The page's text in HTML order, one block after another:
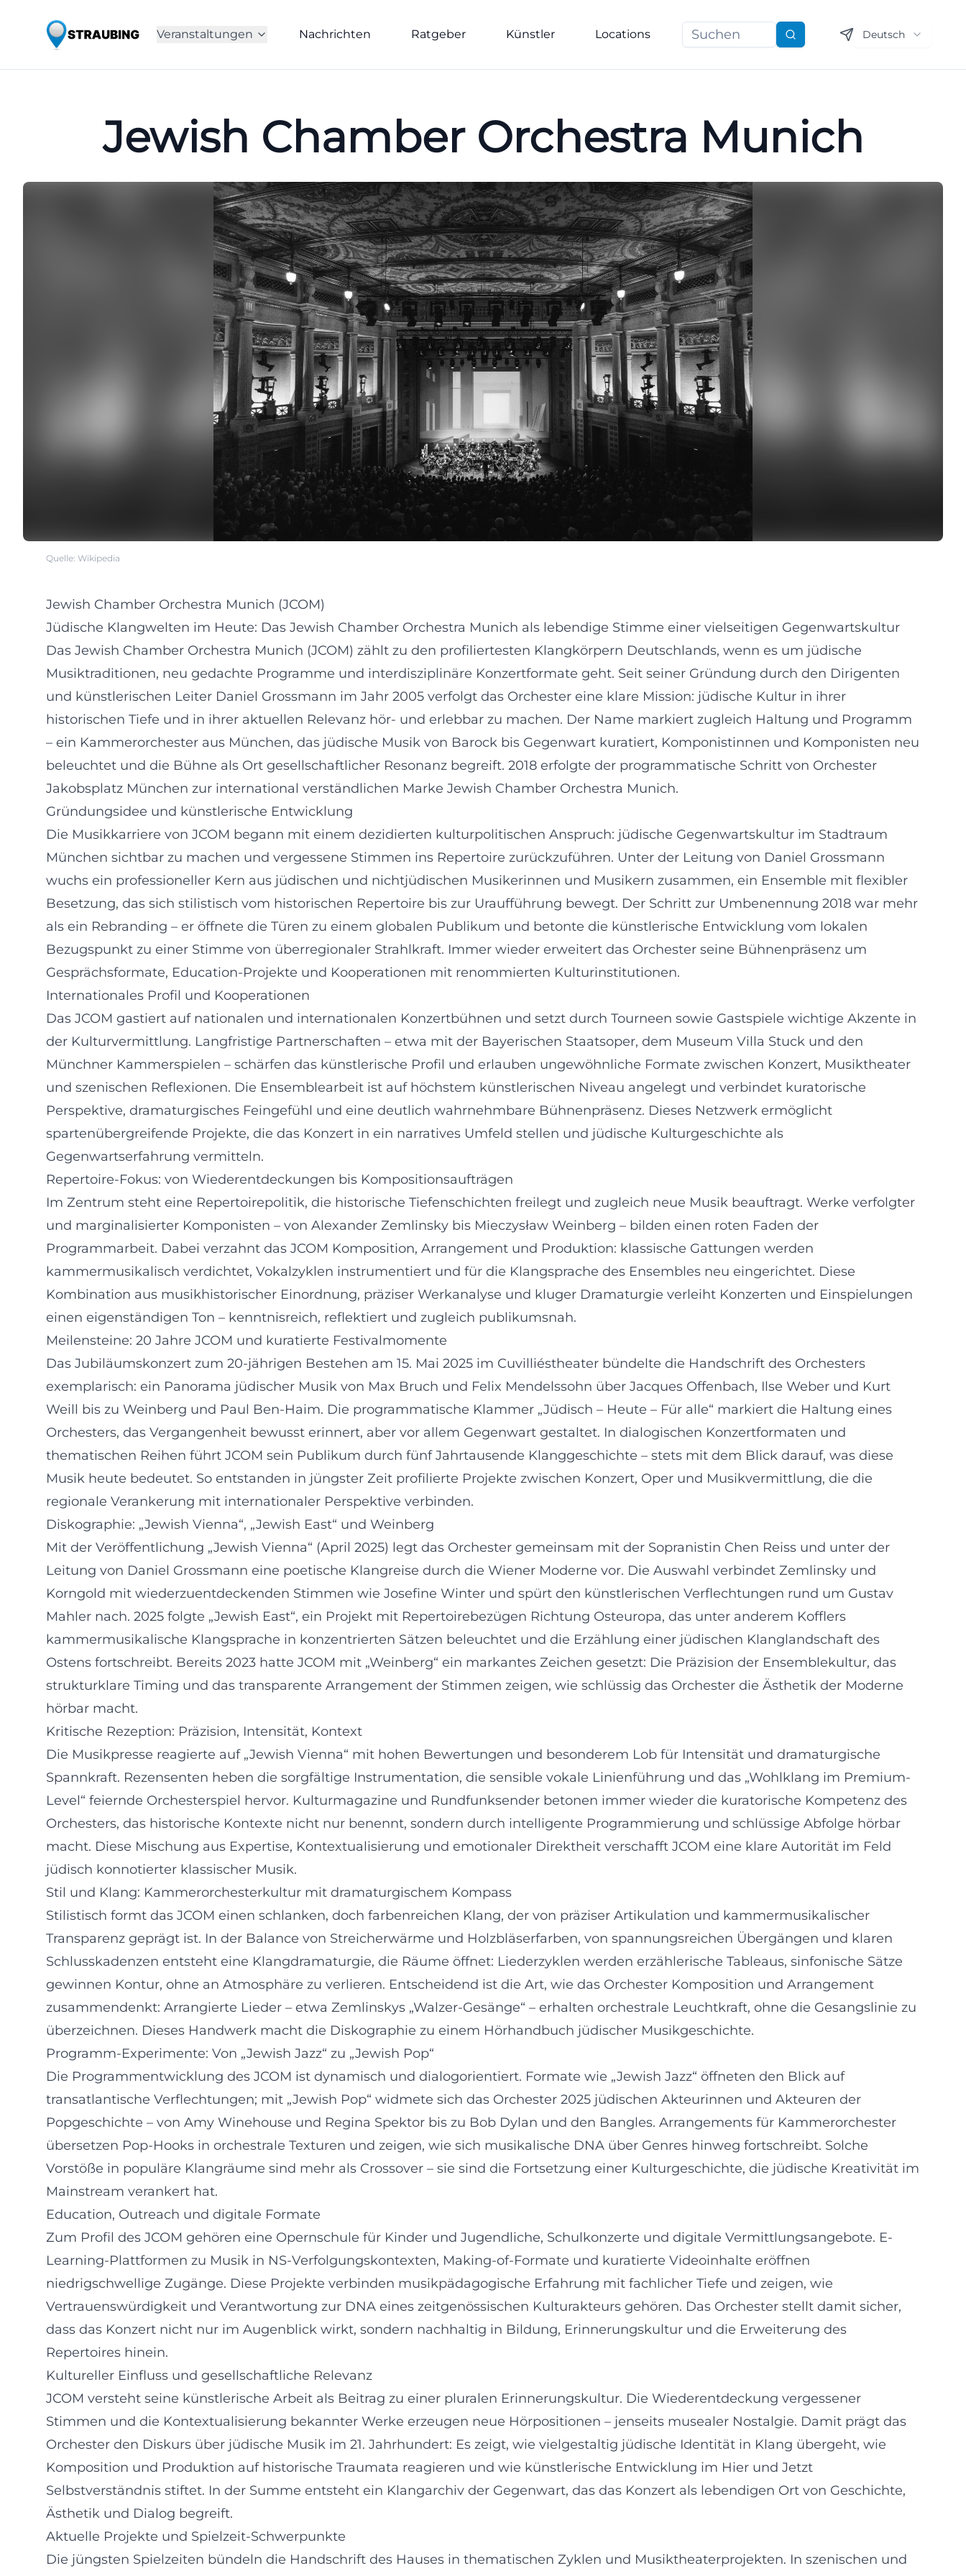
Veranstaltungen Nachrichten Ratgeber Künstler Locations Suchen Deutsch
Jewish Chamber Orchestra Munich
Quelle: Wikipedia
Jewish Chamber Orchestra Munich (JCOM)
Jüdische Klangwelten im Heute: Das Jewish Chamber Orchestra Munich als lebendige Stimme einer vielseitigen Gegenwartskultur
Das Jewish Chamber Orchestra Munich (JCOM) zählt zu den profiliertesten Klangkörpern Deutschlands, wenn es um jüdische
Musiktraditionen, neu gedachte Programme und interdisziplinäre Konzertformate geht. Seit seiner Gründung durch den Dirigenten
und künstlerischen Leiter Daniel Grossmann im Jahr 2005 verfolgt das Orchester eine klare Mission: jüdische Kultur in ihrer
historischen Tiefe und in ihrer aktuellen Relevanz hör- und erlebbar zu machen. Der Name markiert zugleich Haltung und Programm
– ein Kammerorchester aus München, das jüdische Musik von Barock bis Gegenwart kuratiert, Komponistinnen und Komponisten neu
beleuchtet und die Bühne als Ort gesellschaftlicher Resonanz begreift. 2018 erfolgte der programmatische Schritt von Orchester
Jakobsplatz München zur international verständlichen Marke Jewish Chamber Orchestra Munich.
Gründungsidee und künstlerische Entwicklung
Die Musikkarriere von JCOM begann mit einem dezidierten kulturpolitischen Anspruch: jüdische Gegenwartskultur im Stadtraum
München sichtbar zu machen und vergessene Stimmen ins Repertoire zurückzuführen. Unter der Leitung von Daniel Grossmann
wuchs ein professioneller Kern aus jüdischen und nichtjüdischen Musikerinnen und Musikern zusammen, ein Ensemble mit flexibler
Besetzung, das sich stilistisch vom historischen Repertoire bis zur Uraufführung bewegt. Der Schritt zur Umbenennung 2018 war mehr
als ein Rebranding – er öffnete die Türen zu einem globalen Publikum und betonte die künstlerische Entwicklung vom lokalen
Bezugspunkt zu einer Stimme von überregionaler Strahlkraft. Immer wieder erweitert das Orchester seine Bühnenpräsenz um
Gesprächsformate, Education-Projekte und Kooperationen mit renommierten Kulturinstitutionen.
Internationales Profil und Kooperationen
Das JCOM gastiert auf nationalen und internationalen Konzertbühnen und setzt durch Tourneen sowie Gastspiele wichtige Akzente in
der Kulturvermittlung. Langfristige Partnerschaften – etwa mit der Bayerischen Staatsoper, dem Museum Villa Stuck und den
Münchner Kammerspielen – schärfen das künstlerische Profil und erlauben ungewöhnliche Formate zwischen Konzert, Musiktheater
und szenischen Reflexionen. Die Ensemblearbeit ist auf höchstem künstlerischen Niveau angelegt und verbindet kuratorische
Perspektive, dramaturgisches Feingefühl und eine deutlich wahrnehmbare Bühnenpräsenz. Dieses Netzwerk ermöglicht
spartenübergreifende Projekte, die das Konzert in ein narratives Umfeld stellen und jüdische Kulturgeschichte als
Gegenwartserfahrung vermitteln.
Repertoire-Fokus: von Wiederentdeckungen bis Kompositionsaufträgen
Im Zentrum steht eine Repertoirepolitik, die historische Tiefenschichten freilegt und zugleich neue Musik beauftragt. Werke verfolgter
und marginalisierter Komponisten – von Alexander Zemlinsky bis Mieczysław Weinberg – bilden einen roten Faden der
Programmarbeit. Dabei verzahnt das JCOM Komposition, Arrangement und Produktion: klassische Gattungen werden
kammermusikalisch verdichtet, Vokalzyklen instrumentiert und für die Klangsprache des Ensembles neu eingerichtet. Diese
Kombination aus musikhistorischer Einordnung, präziser Werkanalyse und kluger Dramaturgie verleiht Konzerten und Einspielungen
einen eigenständigen Ton – kenntnisreich, reflektiert und zugleich publikumsnah.
Meilensteine: 20 Jahre JCOM und kuratierte Festivalmomente
Das Jubiläumskonzert zum 20-jährigen Bestehen am 15. Mai 2025 im Cuvilliéstheater bündelte die Handschrift des Orchesters
exemplarisch: ein Panorama jüdischer Musik von Max Bruch und Felix Mendelssohn über Jacques Offenbach, Ilse Weber und Kurt
Weill bis zu Weinberg und Paul Ben-Haim. Die programmatische Klammer „Jüdisch – Heute – Für alle“ markiert die Haltung eines
Orchesters, das Vergangenheit bewusst erinnert, aber vor allem Gegenwart gestaltet. In dialogischen Konzertformaten und
thematischen Reihen führt JCOM sein Publikum durch fünf Jahrtausende Klanggeschichte – stets mit dem Blick darauf, was diese
Musik heute bedeutet. So entstanden in jüngster Zeit profilierte Projekte zwischen Konzert, Oper und Musikvermittlung, die die
regionale Verankerung mit internationaler Perspektive verbinden.
Diskographie: „Jewish Vienna“, „Jewish East“ und Weinberg
Mit der Veröffentlichung „Jewish Vienna“ (April 2025) legt das Orchester gemeinsam mit der Sopranistin Chen Reiss und unter der
Leitung von Daniel Grossmann eine poetische Klangreise durch die Wiener Moderne vor. Die Auswahl verbindet Zemlinsky und
Korngold mit wiederzuentdeckenden Stimmen wie Josefine Winter und spürt den künstlerischen Verflechtungen rund um Gustav
Mahler nach. 2025 folgte „Jewish East“, ein Projekt mit Repertoirebezügen Richtung Osteuropa, das unter anderem Kofflers
kammermusikalische Klangsprache in konzentrierten Sätzen beleuchtet und die Erzählung einer jüdischen Klanglandschaft des
Ostens fortschreibt. Bereits 2023 hatte JCOM mit „Weinberg“ ein markantes Zeichen gesetzt: Die Präzision der Ensemblekultur, das
strukturklare Timing und das transparente Arrangement der Stimmen zeigen, wie schlüssig das Orchester die Ästhetik der Moderne
hörbar macht.
Kritische Rezeption: Präzision, Intensität, Kontext
Die Musikpresse reagierte auf „Jewish Vienna“ mit hohen Bewertungen und besonderem Lob für Intensität und dramaturgische
Spannkraft. Rezensenten heben die sorgfältige Instrumentation, die sensible vokale Linienführung und das „Wohlklang im Premium-
Level“ feiernde Orchesterspiel hervor. Kulturmagazine und Rundfunksender betonen immer wieder die kuratorische Kompetenz des
Orchesters, das historische Kontexte nicht nur benennt, sondern durch intelligente Programmierung und schlüssige Abfolge hörbar
macht. Diese Mischung aus Expertise, Kontextualisierung und emotionaler Direktheit verschafft JCOM eine klare Autorität im Feld
jüdisch konnotierter klassischer Musik.
Stil und Klang: Kammerorchesterkultur mit dramaturgischem Kompass
Stilistisch formt das JCOM einen schlanken, doch farbenreichen Klang, der von präziser Artikulation und kammermusikalischer
Transparenz geprägt ist. In der Balance von Streicherwärme und Holzbläserfarben, von spannungsreichen Übergängen und klaren
Schlusskadenzen entsteht eine Klangdramaturgie, die Räume öffnet: Liederzyklen werden erzählerische Tableaus, sinfonische Sätze
gewinnen Kontur, ohne an Atmosphäre zu verlieren. Entscheidend ist die Art, wie das Orchester Komposition und Arrangement
zusammendenkt: Arrangierte Lieder – etwa Zemlinskys „Walzer-Gesänge“ – erhalten orchestrale Leuchtkraft, ohne die Gesangslinie zu
überzeichnen. Dieses Handwerk macht die Diskographie zu einem Hörhandbuch jüdischer Musikgeschichte.
Programm-Experimente: Von „Jewish Jazz“ zu „Jewish Pop“
Die Programmentwicklung des JCOM ist dynamisch und dialogorientiert. Formate wie „Jewish Jazz“ öffneten den Blick auf
transatlantische Verflechtungen; mit „Jewish Pop“ widmete sich das Orchester 2025 jüdischen Akteurinnen und Akteuren der
Popgeschichte – von Amy Winehouse und Regina Spektor bis zu Bob Dylan und den Bangles. Arrangements für Kammerorchester
übersetzen Pop-Hooks in orchestrale Texturen und zeigen, wie sich musikalische DNA über Genres hinweg fortschreibt. Solche
Vorstöße in populäre Klangräume sind mehr als Crossover – sie sind die Fortsetzung einer Kulturgeschichte, die jüdische Kreativität im
Mainstream verankert hat.
Education, Outreach und digitale Formate
Zum Profil des JCOM gehören eine Opernschule für Kinder und Jugendliche, Schulkonzerte und digitale Vermittlungsangebote. E-
Learning-Plattformen zu Musik in NS-Verfolgungskontexten, Making-of-Formate und kuratierte Videoinhalte eröffnen
niedrigschwellige Zugänge. Diese Projekte verbinden musikpädagogische Erfahrung mit fachlicher Tiefe und zeigen, wie
Vertrauenswürdigkeit und Verantwortung zur DNA eines zeitgenössischen Kulturakteurs gehören. Das Orchester stellt damit sicher,
dass das Konzert nicht nur im Augenblick wirkt, sondern nachhaltig in Bildung, Erinnerungskultur und die Erweiterung des
Repertoires hinein.
Kultureller Einfluss und gesellschaftliche Relevanz
JCOM versteht seine künstlerische Arbeit als Beitrag zu einer pluralen Erinnerungskultur. Die Wiederentdeckung vergessener
Stimmen und die Kontextualisierung bekannter Werke erzeugen neue Hörpositionen – jenseits musealer Nostalgie. Damit prägt das
Orchester den Diskurs über jüdische Musik im 21. Jahrhundert: Es zeigt, wie vielgestaltig jüdische Identität in Klang übergeht, wie
Komposition und Produktion auf historische Traumata reagieren und wie künstlerische Entwicklung im Hier und Jetzt
Selbstverständnis stiftet. In der Summe entsteht ein Klangarchiv der Gegenwart, das das Konzert als lebendigen Ort von Geschichte,
Ästhetik und Dialog begreift.
Aktuelle Projekte und Spielzeit-Schwerpunkte
Die jüngsten Spielzeiten bündeln die Handschrift des Hauses in thematischen Zyklen und Musiktheaterprojekten. In szenischen und